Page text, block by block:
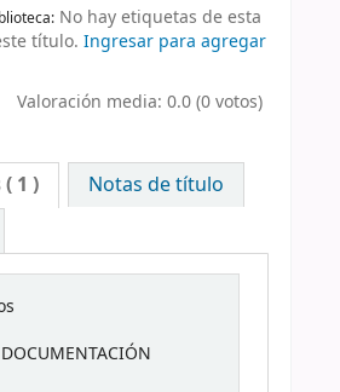
No hay etiquetas de esta
título. Ingresar para agregar
Valoración media: 0.0 (0 votos)
( 1 )
Notas de título